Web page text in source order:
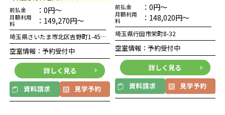
前払金 ：0円～
月額利用
料
：149,270円～
埼玉県さいたま市北区吉野町1-45-10
空室情報：予約受付中
詳しく見る
前払金 ：0円～
月額利用
料
：148,020円～
埼玉県行田市栄町8-32
空室情報：予約受付中
詳しく見る